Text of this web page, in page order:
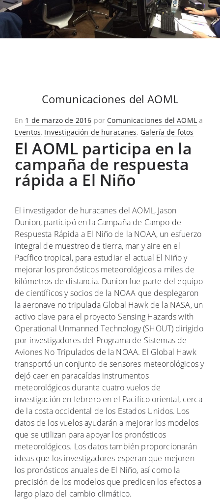
Comunicaciones del AOML
En Publicado
en
1 de marzo de 2016 porComunicaciones del AOMLa
Eventos, Investigación de huracanes, Galería de fotos
El AOML participa en la
campaña de respuesta
rápida a El Niño
El investigador de huracanes del AOML, Jason
Dunion, participó en la Campaña de Campo de
Respuesta Rápida a El Niño de la NOAA, un esfuerzo
integral de muestreo de tierra, mar y aire en el
Pacífico tropical, para estudiar el actual El Niño y
mejorar los pronósticos meteorológicos a miles de
kilómetros de distancia. Dunion fue parte del equipo
de científicos y socios de la NOAA que desplegaron
la aeronave no tripulada Global Hawk de la NASA, un
activo clave para el proyecto Sensing Hazards with
Operational Unmanned Technology (SHOUT) dirigido
por investigadores del Programa de Sistemas de
Aviones No Tripulados de la NOAA. El Global Hawk
transportó un conjunto de sensores meteorológicos y
dejó caer en paracaídas instrumentos
meteorológicos durante cuatro vuelos de
investigación en febrero en el Pacífico oriental, cerca
de la costa occidental de los Estados Unidos. Los
datos de los vuelos ayudarán a mejorar los modelos
que se utilizan para apoyar los pronósticos
meteorológicos. Los datos también proporcionarán
ideas que los investigadores esperan que mejoren
los pronósticos anuales de El Niño, así como la
precisión de los modelos que predicen los efectos a
largo plazo del cambio climático.